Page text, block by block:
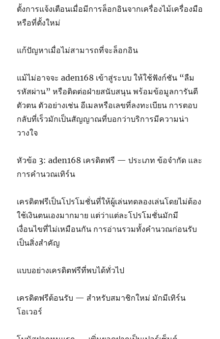
ตั้งการแจ้งเตือนเมื่อมีการล็อกอินจากเครื่องไม้เครื่องมือ
หรือที่ตั้งใหม่
แก้ปัญหาเมื่อไม่สามารถที่จะล็อกอิน
แม้ไม่อาจจะ aden168 เข้าสู่ระบบ ให้ใช้ฟังก์ชัน “ลืม
รหัสผ่าน” หรือติดต่อฝ่ายสนับสนุน พร้อมข้อมูลการันตี
ตัวตน ตัวอย่างเช่น อีเมลหรือเลขที่ลงทะเบียน การตอบ
กลับที่เร็วมักเป็นสัญญาณที่บอกว่าบริการมีความน่า
วางใจ
หัวข้อ 3: aden168 เครดิตฟรี — ประเภท ข้อจำกัด และ
การคำนวณเทิร์น
เครดิตฟรีเป็นโปรโมชั่นที่ให้ผู้เล่นทดลองเล่นโดยไม่ต้อง
ใช้เงินตนเองมากมาย แต่ว่าแต่ละโปรโมชั่นมักมี
เงื่อนไขที่ไม่เหมือนกัน การอ่านรวมทั้งคำนวณก่อนรับ
เป็นสิ่งสำคัญ
แบบอย่างเครดิตฟรีที่พบได้ทั่วไป
เครดิตฟรีต้อนรับ — สำหรับสมาชิกใหม่ มักมีเทิร์น
โอเวอร์